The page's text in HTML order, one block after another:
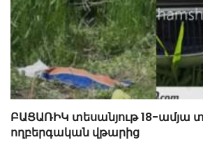
ԲԱՑԱՌԻԿ տեսանյութ 18-ամյա
ողբերգական վթարից